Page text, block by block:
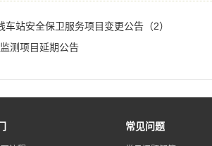
站安全保卫服务项目变更公告（2）
测项目延期公告
常见问题